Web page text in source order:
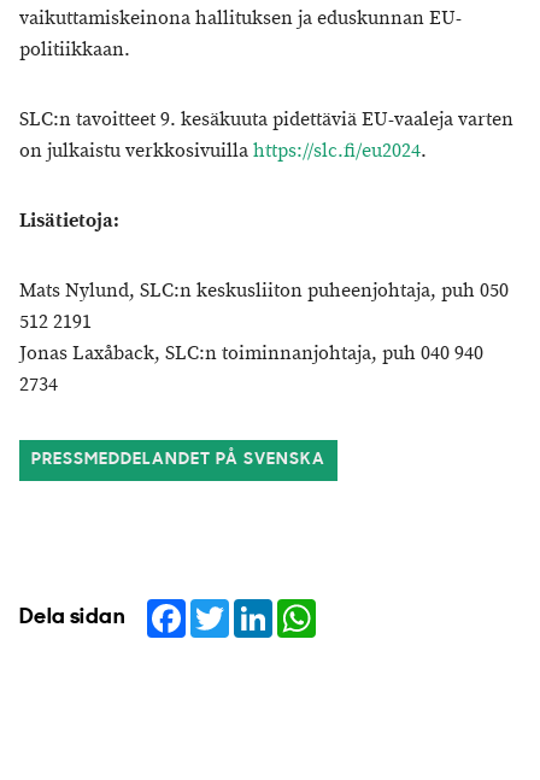
vaikuttamiskeinona hallituksen ja eduskunnan EU-
politiikkaan.
SLC:n tavoitteet 9. kesäkuuta pidettäviä EU-vaaleja varten
on julkaistu verkkosivuillahttps://slc.fi/eu2024.
Lisätietoja:
Mats Nylund, SLC:n keskusliiton puheenjohtaja, puh 050
512 2191
Jonas Laxåback, SLC:n toiminnanjohtaja, puh 040 940
2734
PRESSMEDDELANDET PÅ SVENSKA
Dela sidan Facebook
TwitterLinkedIn